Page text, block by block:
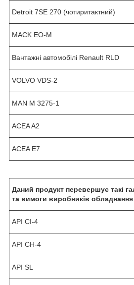
Detroit 7SE 270 (чотиритактний)
MACK EO-M
Вантажні автомобілі Renault RLD
VOLVO VDS-2
MAN M 3275-1
ACEA A2
ACEA E7
Даний продукт перевершує такі
та вимоги виробників обладнання
API CI-4
API CH-4
API SL